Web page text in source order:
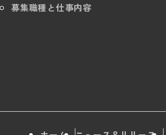
募集職種と仕事内容